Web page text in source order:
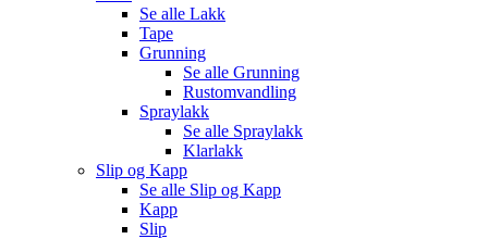
Se alle Lakk
Tape
Grunning
Se alle Grunning
Rustomvandling
Spraylakk
Se alle Spraylakk
Klarlakk
Slip og Kapp
Se alle Slip og Kapp
Kapp
Slip